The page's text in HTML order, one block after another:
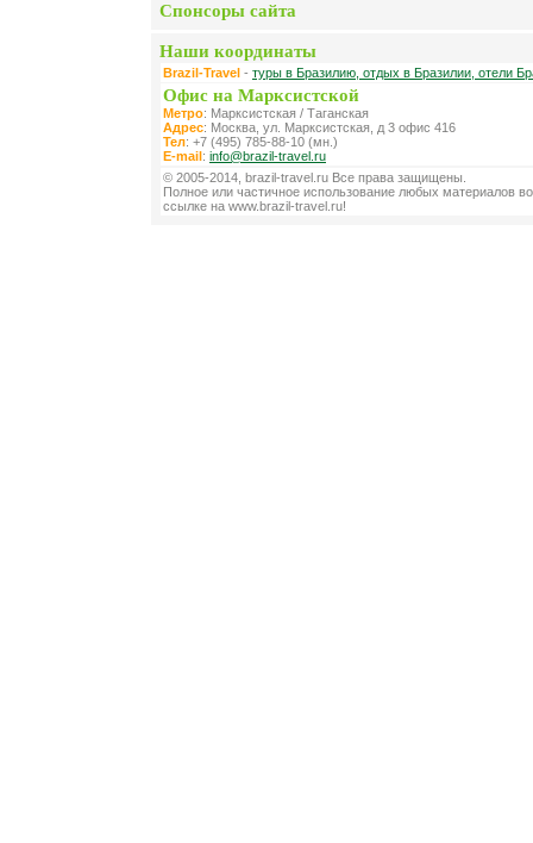
Спонсоры сайта
Наши координаты
Brazil-Travel - туры в Бразилию, отдых в Бразилии, отели
Офис на Марксистской
Метро: Марксистская / Таганская
Адрес: Москва, ул. Марксистская, д 3 офис 416
Тел: +7 (495) 785-88-10 (мн.)
E-mail: info@brazil-travel.ru
© 2005-2014, brazil-travel.ru Все права защищены.
Полное или частичное использование любых материалов
ссылке на www.brazil-travel.ru!